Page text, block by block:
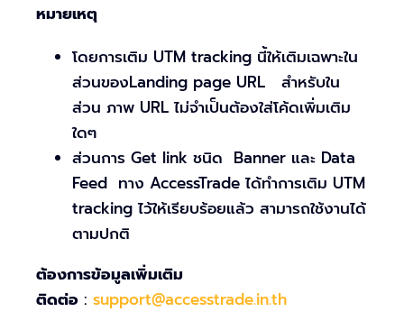
หมายเหตุ
โดยการเติม UTM tracking นี้ให้เติมเฉพาะใน
ส่วนของLanding page URL สำหรับใน
ส่วน ภาพ URL ไม่จำเป็นต้องใส่โค้ดเพิ่มเติม
ใดๆ
ส่วนการ Get link ชนิด Banner และ Data
Feed ทาง AccessTrade ได้ทำการเติม UTM
tracking ไว้ให้เรียบร้อยแล้ว สามารถใช้งานได้
ตามปกติ
ต้องการข้อมูลเพิ่มเติม
ติดต่อ : support@accesstrade.in.th